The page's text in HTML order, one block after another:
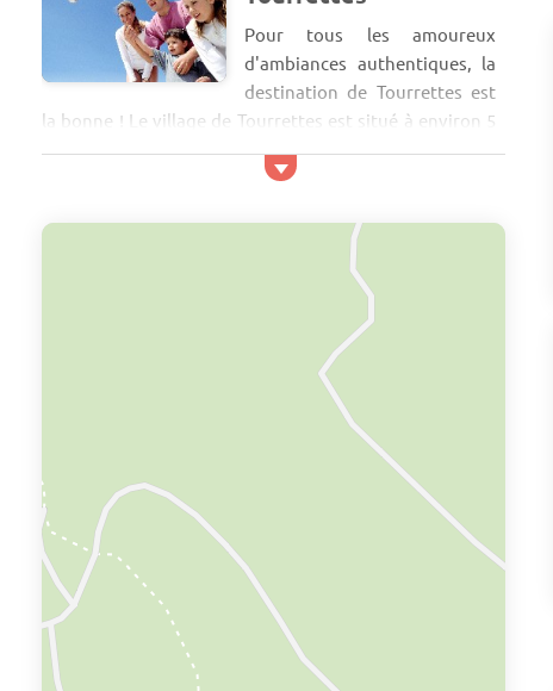
Pour tous les amoureux
d'ambiances authentiques, la
destination de Tourrettes est
la bonne ! Le village de Tourrettes est situé à environ 5
km du Lac de Saint Cassien, et jouxte le village de
Fayence. Le Lac de Saint Cassien est un superbe plan
Tourrettes est le paradis des amateurs de planche à
plages artificielles, restaurants et "guinguettes",
locations de voiliers, de planches à voil...